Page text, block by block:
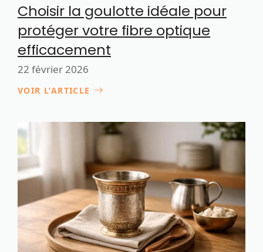
Choisir la goulotte idéale pour
protéger votre fibre optique
efficacement
22 février 2026
VOIR L’ARTICLE